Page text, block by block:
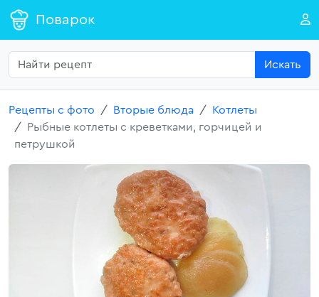
Поварок
Искать
Рецепты с фото Вторые блюда
Котлеты
Рыбные котлеты c креветками, горчицей и
петрушкой